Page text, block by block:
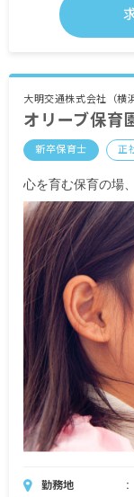
大明交通株式会社（横
オリーブ保育
新卒保育士 正
心を育む保育の場
勤務地